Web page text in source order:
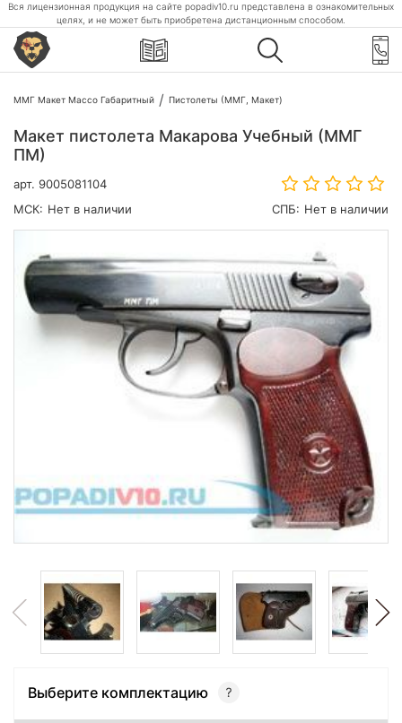
Вся лицензионная продукция на сайте popadiv10.ru представлена в ознакомительных
целях, и не может быть приобретена дистанционным способом.
ММГ Макет Массо Габаритный Пистолеты (ММГ, Макет)
Макет пистолета Макарова Учебный (ММГ
ПМ)
арт. 9005081104
МСК: Нет в наличии СПБ: Нет в наличии
Выберите комплектацию